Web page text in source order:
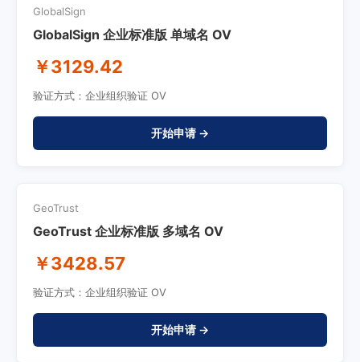
GlobalSign
GlobalSign 企业标准版 单域名 OV
￥3129.42
验证方式：企业组织验证 OV
开始申请 →
GeoTrust
GeoTrust 企业标准版 多域名 OV
￥3428.57
验证方式：企业组织验证 OV
开始申请 →